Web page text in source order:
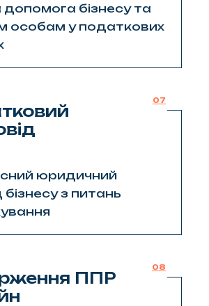
бізнесу та
особам у податкових
07
юридичний
бізнесу з питань
08
ППР